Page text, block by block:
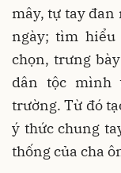
mây, tự tay
ngày; tìm hiểu
chọn, trưng
dân tộc mình
trường. Từ đó
ý thức chung
thống của cha